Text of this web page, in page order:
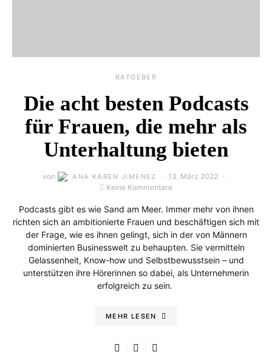
RATGEBER
Die acht besten Podcasts
für Frauen, die mehr als
Unterhaltung bieten
von ANA KAREN JIMENEZ
13. März 2022
Keine Kommentare
Podcasts gibt es wie Sand am Meer. Immer mehr von ihnen
richten sich an ambitionierte Frauen und beschäftigen sich mit
der Frage, wie es ihnen gelingt, sich in der von Männern
dominierten Businesswelt zu behaupten. Sie vermitteln
Gelassenheit, Know-how und Selbstbewusstsein – und
unterstützen ihre Hörerinnen so dabei, als Unternehmerin
erfolgreich zu sein.
MEHR LESEN